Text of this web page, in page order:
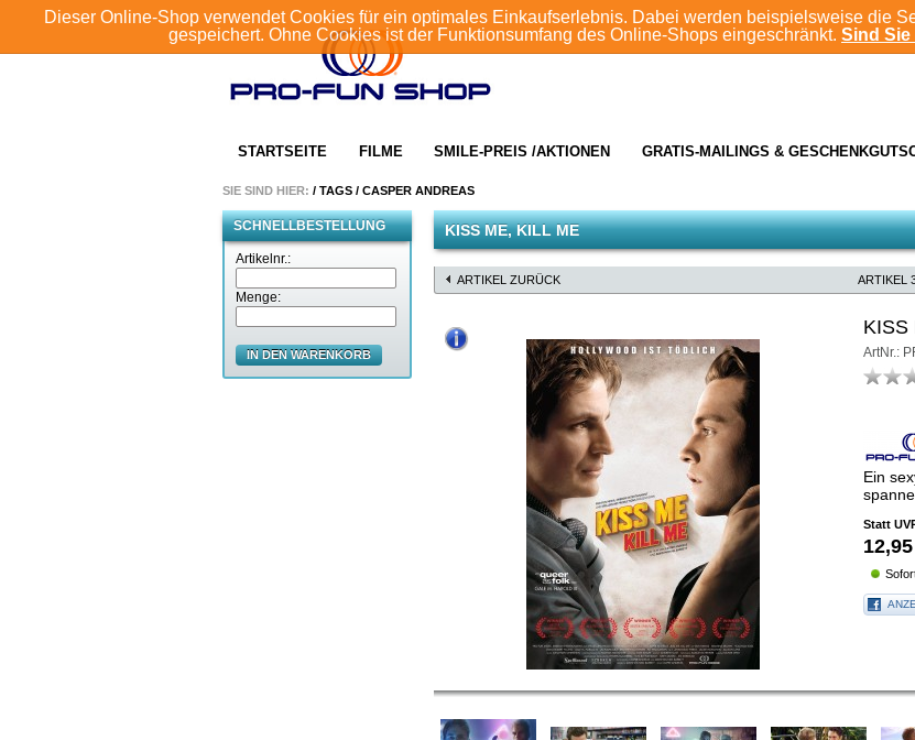
Dieser Online-Shop verwendet Cookies für ein optimales Einkaufserlebnis. Dabei werden beispielsweise die
gespeichert. Ohne Cookies ist der Funktionsumfang des Online-Shops eingeschränkt. Sind
STARTSEITE FILME SMILE-PREIS /AKTIONEN GRATIS-MAILINGS &
SIE SIND HIER: / TAGS / CASPER ANDREAS
SCHNELLBESTELLUNG
Artikelnr.:
Menge:
IN DEN WARENKORB
KISS ME, KILL ME
ARTIKEL ZURÜCK ARTIKEL
KISS
ArtNr.:
Ein
Statt
12,95